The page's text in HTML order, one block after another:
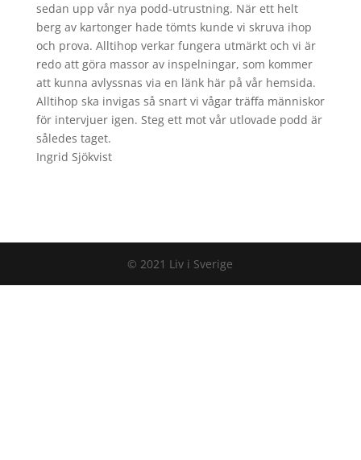
sedan upp vår nya podd-utrustning. När ett helt
berg av kartonger hade tömts kunde vi skruva ihop
och prova. Alltihop verkar fungera utmärkt och vi är
redo att göra massor av inspelningar, som kommer
att kunna avlyssnas via en länk här på vår hemsida.
Alltihop ska invigas så snart vi vågar träffa människor
för intervjuer igen. Steg ett mot vår utlovade podd är
således taget.
Ingrid Sjökvist
© 2021 Liv i Sverige